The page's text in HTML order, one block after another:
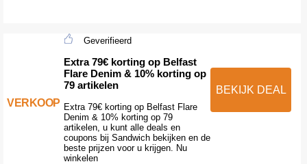
VERKOOP
Geverifieerd
Extra 79€ korting op Belfast
Flare Denim & 10% korting op
79 artikelen
Extra 79€ korting op Belfast Flare
Denim & 10% korting op 79
artikelen, u kunt alle deals en
coupons bij Sandwich bekijken en de
beste prijzen voor u krijgen. Nu
winkelen
BEKIJK DEAL